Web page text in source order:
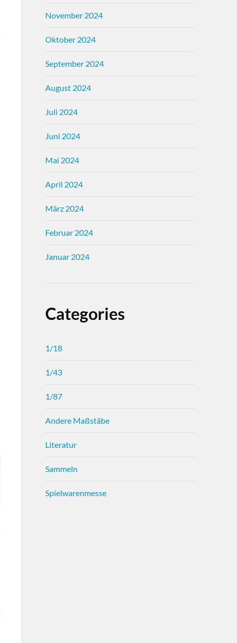
November 2024
Oktober 2024
September 2024
August 2024
Juli 2024
Juni 2024
Mai 2024
April 2024
März 2024
Februar 2024
Januar 2024
Categories
1/18
1/43
1/87
Andere Maßstäbe
Literatur
Sammeln
Spielwarenmesse